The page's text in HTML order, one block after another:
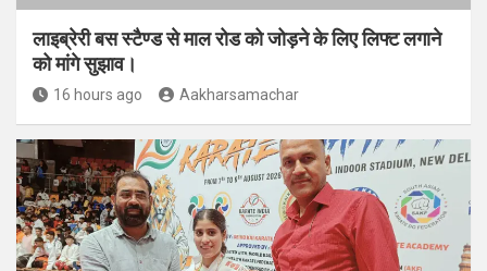
लाइब्रेरी बस स्टैण्ड से माल रोड को जोड़ने के लिए लिफ्ट लगाने
को मांगे सुझाव।
16 hours ago Aakharsamachar